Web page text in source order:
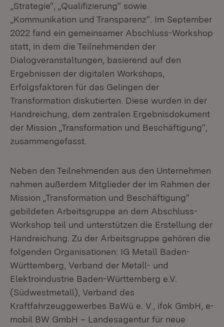
„Strategie“, „Qualifizierung“ sowie
„Kommunikation und Transparenz“. Im September
2022 fand ein gemeinsamer Abschluss-Workshop
statt, in dem die Teilnehmenden der
Dialogveranstaltungen, basierend auf den
Ergebnissen der digitalen Workshops,
Erfolgsfaktoren für das Gelingen der
Transformation diskutierten. Diese wurden in der
Handreichung, dem zentralen Ergebnisdokument
der Mission „Transformation und Beschäftigung“,
zusammengefasst.
Neben den Teilnehmenden aus den Unternehmen
nahmen außerdem Mitglieder der im Rahmen der
Mission „Transformation und Beschäftigung“
gebildeten Arbeitsgruppe an dem Abschluss-
Workshop teil und unterstützen die Erstellung der
Handreichung. Zu der Arbeitsgruppe gehören die
folgenden Organisationen: IG Metall Baden-
Württemberg, Verband der Metall- und
Elektroindustrie Baden-Württemberg e.V.
(Südwestmetall), Verband des
Kraftfahrzeuggewerbes BaWü e. V., ifok GmbH, e-
mobil BW GmbH – Landesagentur für neue